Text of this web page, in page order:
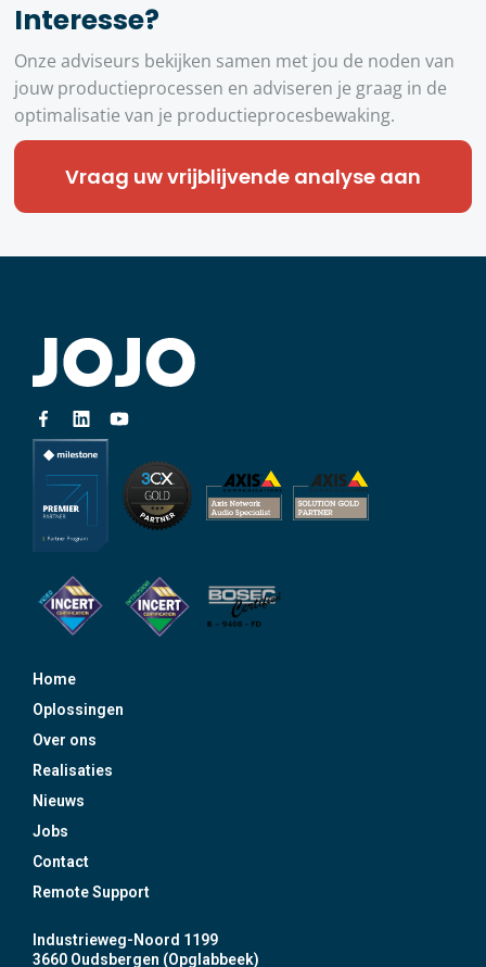
Interesse?
Onze adviseurs bekijken samen met jou de noden van
jouw productieprocessen en adviseren je graag in de
optimalisatie van je productieprocesbewaking.
Vraag uw vrijblijvende analyse aan
Home
Oplossingen
Over ons
Realisaties
Nieuws
Jobs
Contact
Remote Support
Industrieweg-Noord 1199
3660 Oudsbergen (Opglabbeek)